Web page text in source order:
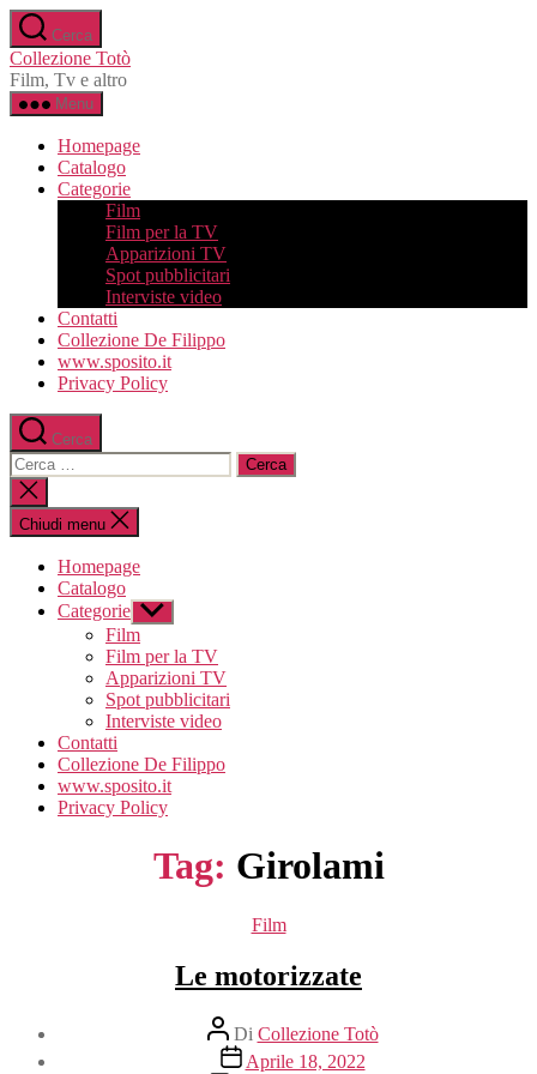
Salta
al
contenuto
Cerca
Collezione Totò
Film, Tv e altro
Menu
Homepage
Catalogo
Categorie
Film
Film per la TV
Apparizioni TV
Spot pubblicitari
Interviste video
Contatti
Collezione De Filippo
www.sposito.it
Privacy Policy
Cerca
Cerca:
Chiudi
la
ricerca
Chiudi menu
Homepage
Catalogo
Categorie Mostra
il
sottomenu
Film
Film per la TV
Apparizioni TV
Spot pubblicitari
Interviste video
Contatti
Collezione De Filippo
www.sposito.it
Privacy Policy
Tag: Girolami
Categorie
Film
Le motorizzate
Autore
articolo
Di Collezione Totò
DataAprile 18, 2022